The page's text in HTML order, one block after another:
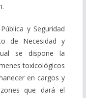
y Seguridad
de Necesidad y
se dispone la
toxicológicos
en cargos y
que dará el